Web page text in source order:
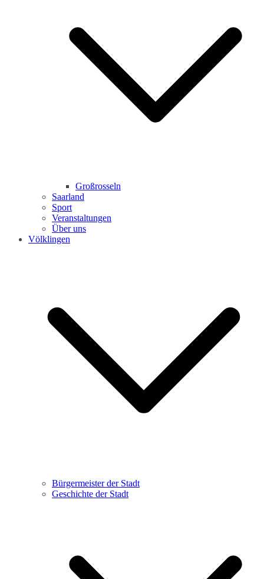
Großrosseln
Saarland
Sport
Veranstaltungen
Über uns
Völklingen
Bürgermeister der Stadt
Geschichte der Stadt